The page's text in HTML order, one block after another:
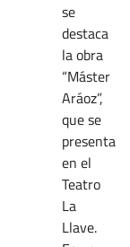
se
destaca
la obra
“Máster
Aráoz”,
que se
presenta
en el
Teatro
La
Llave.